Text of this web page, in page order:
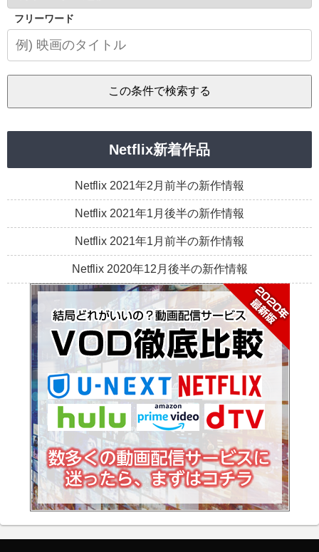
フリーワード
Netflix新着作品
Netflix 2021年2月前半の新作情報
Netflix 2021年1月後半の新作情報
Netflix 2021年1月前半の新作情報
Netflix 2020年12月後半の新作情報